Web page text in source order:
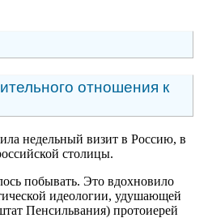
отношения к
недельный визит в Россию, в
столицы.
побывать. Это вдохновило
идеологии, удушающей
Пенсильвания) протоиерей